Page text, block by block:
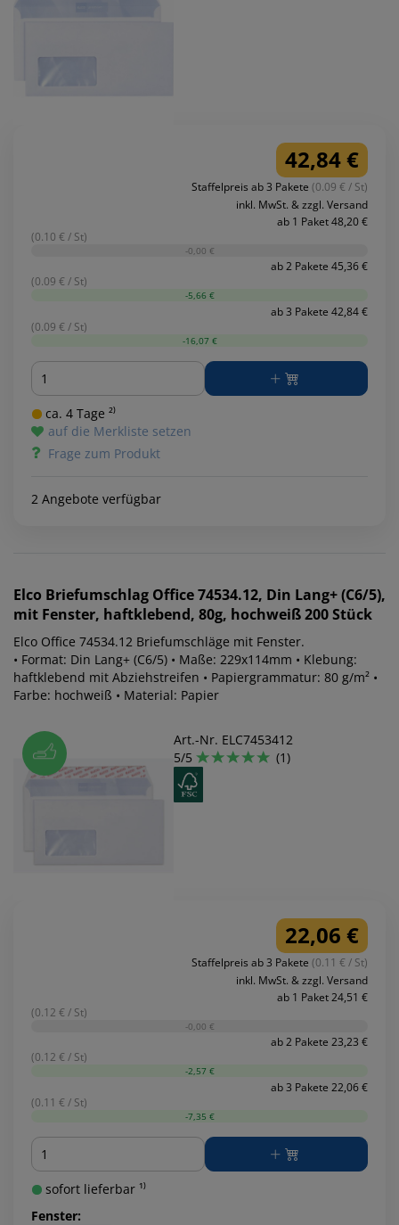
42,84 €
Staffelpreis ab 3 Pakete (0.09 € / St)
inkl. MwSt. & zzgl. Versand
ab 1 Paket 48,20 €
(0.10 € / St)
-0,00 €
ab 2 Pakete 45,36 €
(0.09 € / St)
-5,66 €
ab 3 Pakete 42,84 €
(0.09 € / St)
-16,07 €
Menge
ca. 4 Tage ²⁾
auf die Merkliste setzen
Frage zum Produkt
2 Angebote verfügbar
Elco Briefumschlag Office 74534.12, Din Lang+ (C6/5),
mit Fenster, haftklebend, 80g, hochweiß 200 Stück
Elco Office 74534.12 Briefumschläge mit Fenster.
• Format: Din Lang+ (C6/5) • Maße: 229x114mm • Klebung:
haftklebend mit Abziehstreifen • Papiergrammatur: 80 g/m² •
Farbe: hochweiß • Material: Papier
Art.-Nr. ELC7453412
5/5
(1)
22,06 €
Staffelpreis ab 3 Pakete (0.11 € / St)
inkl. MwSt. & zzgl. Versand
ab 1 Paket 24,51 €
(0.12 € / St)
-0,00 €
ab 2 Pakete 23,23 €
(0.12 € / St)
-2,57 €
ab 3 Pakete 22,06 €
(0.11 € / St)
-7,35 €
Menge
sofort lieferbar ¹⁾
Fenster: